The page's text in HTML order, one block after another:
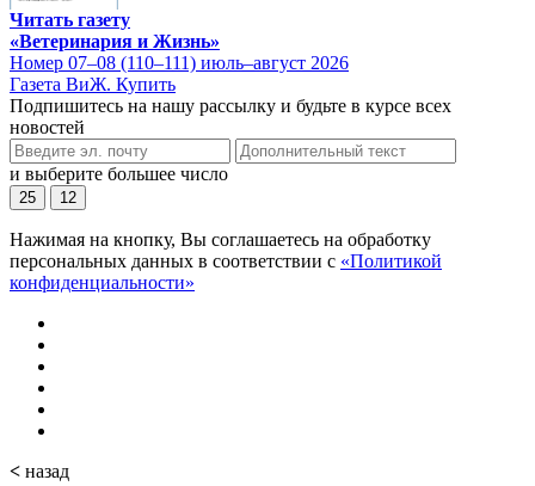
Читать газету
«Ветеринария и Жизнь»
Номер 07–08 (110–111) июль–август 2026
Газета ВиЖ. Купить
Подпишитесь на нашу рассылку и будьте в курсе всех
новостей
и выберите большее число
25 12
Нажимая на кнопку, Вы соглашаетесь на обработку
персональных данных в соответствии с «Политикой
конфиденциальности»
< назад